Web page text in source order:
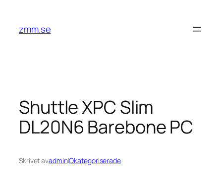
innehåll
zmm.se
Shuttle XPC Slim
DL20N6 Barebone PC
Skrivet avadminiOkategoriserade